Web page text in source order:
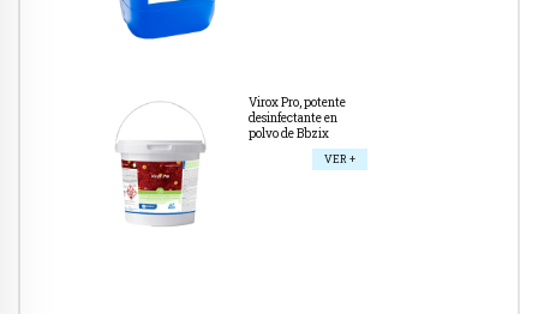
Virox Pro, potente
desinfectante en
polvo de Bbzix
VER +